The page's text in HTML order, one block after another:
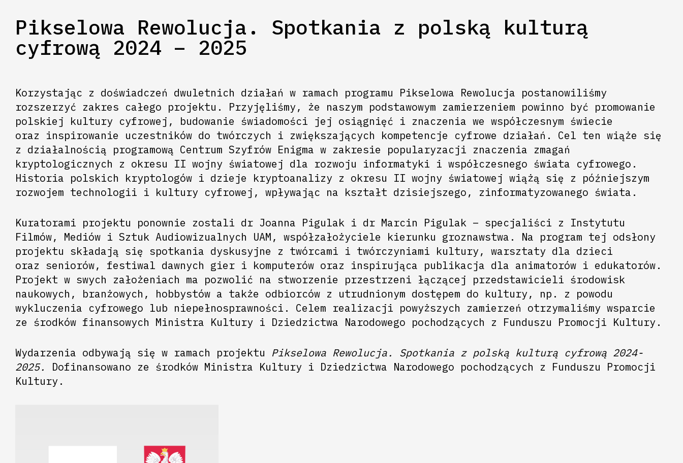
Pikselowa Rewolucja. Spotkania z polską kulturą
cyfrową 2024 – 2025
Korzystając z doświadczeń dwuletnich działań w ramach programu Pikselowa Rewolucja postanowiliśmy
rozszerzyć zakres całego projektu. Przyjęliśmy, że naszym podstawowym zamierzeniem powinno być promowanie
polskiej kultury cyfrowej, budowanie świadomości jej osiągnięć i znaczenia we współczesnym świecie
oraz inspirowanie uczestników do twórczych i zwiększających kompetencje cyfrowe działań. Cel ten wiąże się
z działalnością programową Centrum Szyfrów Enigma w zakresie popularyzacji znaczenia zmagań
kryptologicznych z okresu II wojny światowej dla rozwoju informatyki i współczesnego świata cyfrowego.
Historia polskich kryptologów i dzieje kryptoanalizy z okresu II wojny światowej wiążą się z późniejszym
rozwojem technologii i kultury cyfrowej, wpływając na kształt dzisiejszego, zinformatyzowanego świata.
Kuratorami projektu ponownie zostali dr Joanna Pigulak i dr Marcin Pigulak – specjaliści z Instytutu
Filmów, Mediów i Sztuk Audiowizualnych UAM, współzałożyciele kierunku groznawstwa. Na program tej odsłony
projektu składają się spotkania dyskusyjne z twórcami i twórczyniami kultury, warsztaty dla dzieci
oraz seniorów, festiwal dawnych gier i komputerów oraz inspirująca publikacja dla animatorów i edukatorów.
Projekt w swych założeniach ma pozwolić na stworzenie przestrzeni łączącej przedstawicieli środowisk
naukowych, branżowych, hobbystów a także odbiorców z utrudnionym dostępem do kultury, np. z powodu
wykluczenia cyfrowego lub niepełnosprawności. Celem realizacji powyższych zamierzeń otrzymaliśmy wsparcie
ze środków finansowych Ministra Kultury i Dziedzictwa Narodowego pochodzących z Funduszu Promocji Kultury.
Wydarzenia odbywają się w ramach projektu Pikselowa Rewolucja. Spotkania z polską kulturą cyfrową 2024-
2025.
Dofinansowano ze środków Ministra Kultury i Dziedzictwa Narodowego pochodzących z Funduszu Promocji
Kultury.